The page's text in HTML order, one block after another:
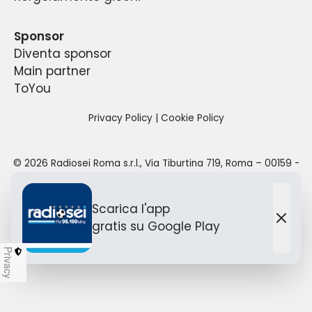
a partire dalle 6:00 del mattino sino alle 24:00
della propria sede.
Sponsor
Diventa sponsor
Main partner
ToYou
Privacy Policy| Cookie Policy
© 2026 Radiosei Roma s.r.l., Via Tiburtina 719, Roma – 00159 -
Designed with by TO
Scarica l'app
gratis su Google Play
Privacy